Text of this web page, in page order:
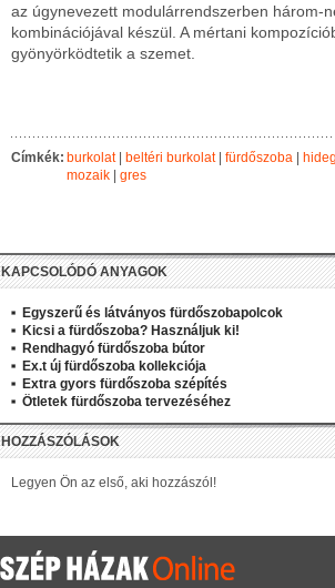
az úgynevezett modulárrendszerben három-
kombinációjával készül. A mértani
gyönyörködtetik a szemet.
Címkék: burkolat| beltéri burkolat| fürdőszoba
mozaik
gres
KAPCSOLÓDÓ ANYAGOK
Egyszerű és látványos fürdőszobapolcok
Kicsi a fürdőszoba? Használjuk ki!
Rendhagyó fürdőszoba bútor
Ex.t új fürdőszoba kollekciója
Extra gyors fürdőszoba szépítés
Ötletek fürdőszoba tervezéséhez